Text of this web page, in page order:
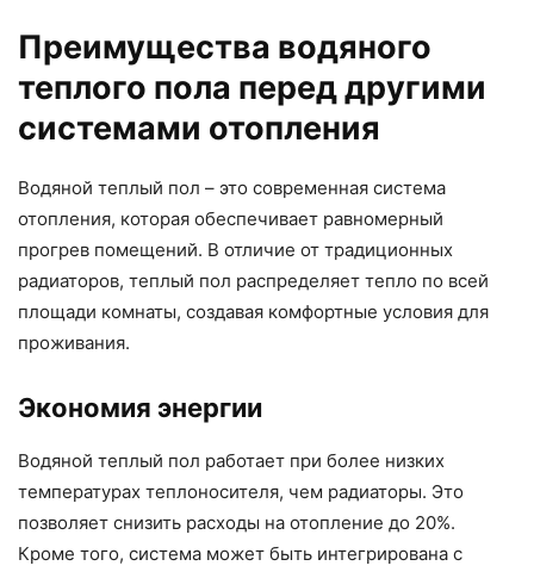
Преимущества водяного
теплого пола перед другими
системами отопления
Водяной теплый пол – это современная система
отопления, которая обеспечивает равномерный
прогрев помещений. В отличие от традиционных
радиаторов, теплый пол распределяет тепло по всей
площади комнаты, создавая комфортные условия для
проживания.
Экономия энергии
Водяной теплый пол работает при более низких
температурах теплоносителя, чем радиаторы. Это
позволяет снизить расходы на отопление до 20%.
Кроме того, система может быть интегрирована с